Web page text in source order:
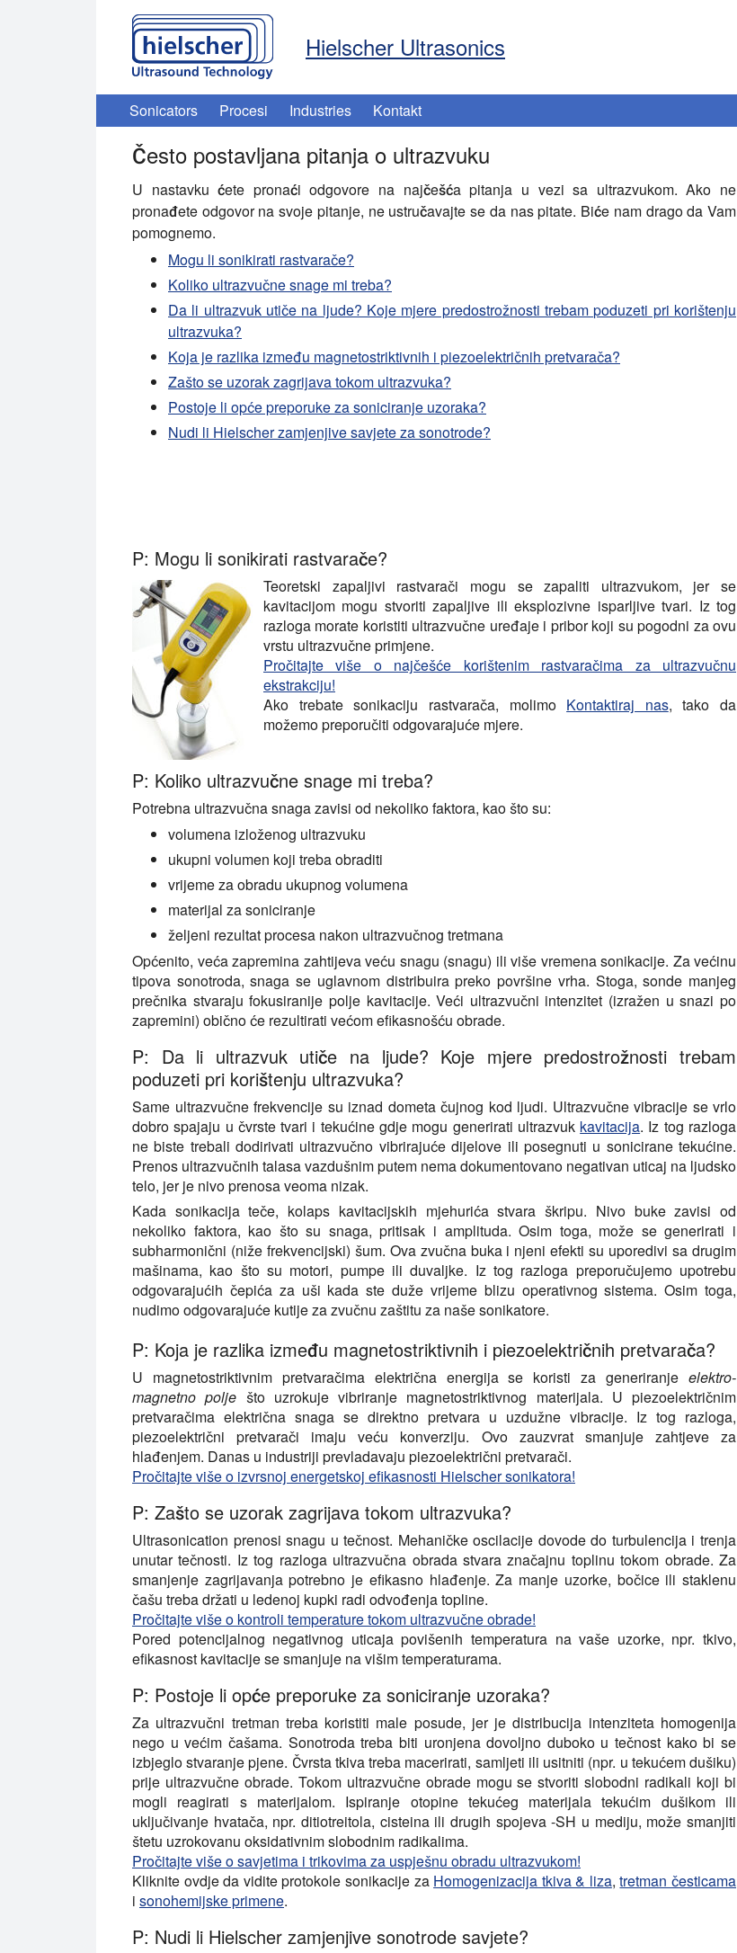
Hielscher Ultrasonics
Sonicators Procesi Industries Kontakt
Često postavljana pitanja o ultrazvuku
U nastavku ćete pronaći odgovore na najčešća pitanja u vezi sa ultrazvukom. Ako ne
pronađete odgovor na svoje pitanje, ne ustručavajte se da nas pitate. Biće nam drago da Vam
pomognemo.
Mogu li sonikirati rastvarače?
Koliko ultrazvučne snage mi treba?
Da li ultrazvuk utiče na ljude? Koje mjere predostrožnosti trebam poduzeti pri korištenju
ultrazvuka?
Koja je razlika između magnetostriktivnih i piezoelektričnih pretvarača?
Zašto se uzorak zagrijava tokom ultrazvuka?
Postoje li opće preporuke za soniciranje uzoraka?
Nudi li Hielscher zamjenjive savjete za sonotrode?
P: Mogu li sonikirati rastvarače?
Teoretski zapaljivi rastvarači mogu se zapaliti ultrazvukom, jer se
kavitacijom mogu stvoriti zapaljive ili eksplozivne isparljive tvari. Iz tog
razloga morate koristiti ultrazvučne uređaje i pribor koji su pogodni za ovu
vrstu ultrazvučne primjene.
Pročitajte više o najčešće korištenim rastvaračima za ultrazvučnu
ekstrakciju!
Ako trebate sonikaciju rastvarača, molimo Kontaktiraj nas, tako da
možemo preporučiti odgovarajuće mjere.
P: Koliko ultrazvučne snage mi treba?
Potrebna ultrazvučna snaga zavisi od nekoliko faktora, kao što su:
volumena izloženog ultrazvuku
ukupni volumen koji treba obraditi
vrijeme za obradu ukupnog volumena
materijal za soniciranje
željeni rezultat procesa nakon ultrazvučnog tretmana
Općenito, veća zapremina zahtijeva veću snagu (snagu) ili više vremena sonikacije. Za većinu
tipova sonotroda, snaga se uglavnom distribuira preko površine vrha. Stoga, sonde manjeg
prečnika stvaraju fokusiranije polje kavitacije. Veći ultrazvučni intenzitet (izražen u snazi po
zapremini) obično će rezultirati većom efikasnošću obrade.
P: Da li ultrazvuk utiče na ljude? Koje mjere predostrožnosti trebam
poduzeti pri korištenju ultrazvuka?
Same ultrazvučne frekvencije su iznad dometa čujnog kod ljudi. Ultrazvučne vibracije se vrlo
dobro spajaju u čvrste tvari i tekućine gdje mogu generirati ultrazvuk kavitacija. Iz tog razloga
ne biste trebali dodirivati ultrazvučno vibrirajuće dijelove ili posegnuti u sonicirane tekućine.
Prenos ultrazvučnih talasa vazdušnim putem nema dokumentovano negativan uticaj na ljudsko
telo, jer je nivo prenosa veoma nizak.
Kada sonikacija teče, kolaps kavitacijskih mjehurića stvara škripu. Nivo buke zavisi od
nekoliko faktora, kao što su snaga, pritisak i amplituda. Osim toga, može se generirati i
subharmonični (niže frekvencijski) šum. Ova zvučna buka i njeni efekti su uporedivi sa drugim
mašinama, kao što su motori, pumpe ili duvaljke. Iz tog razloga preporučujemo upotrebu
odgovarajućih čepića za uši kada ste duže vrijeme blizu operativnog sistema. Osim toga,
nudimo odgovarajuće kutije za zvučnu zaštitu za naše sonikatore.
P: Koja je razlika između magnetostriktivnih i piezoelektričnih pretvarača?
U magnetostriktivnim pretvaračima električna energija se koristi za generiranje elektro-
magnetno polje što uzrokuje vibriranje magnetostriktivnog materijala. U piezoelektričnim
pretvaračima električna snaga se direktno pretvara u uzdužne vibracije. Iz tog razloga,
piezoelektrični pretvarači imaju veću konverziju. Ovo zauzvrat smanjuje zahtjeve za
hlađenjem. Danas u industriji prevladavaju piezoelektrični pretvarači.
Pročitajte više o izvrsnoj energetskoj efikasnosti Hielscher sonikatora!
P: Zašto se uzorak zagrijava tokom ultrazvuka?
Ultrasonication prenosi snagu u tečnost. Mehaničke oscilacije dovode do turbulencija i trenja
unutar tečnosti. Iz tog razloga ultrazvučna obrada stvara značajnu toplinu tokom obrade. Za
smanjenje zagrijavanja potrebno je efikasno hlađenje. Za manje uzorke, bočice ili staklenu
čašu treba držati u ledenoj kupki radi odvođenja topline.
Pročitajte više o kontroli temperature tokom ultrazvučne obrade!
Pored potencijalnog negativnog uticaja povišenih temperatura na vaše uzorke, npr. tkivo,
efikasnost kavitacije se smanjuje na višim temperaturama.
P: Postoje li opće preporuke za soniciranje uzoraka?
Za ultrazvučni tretman treba koristiti male posude, jer je distribucija intenziteta homogenija
nego u većim čašama. Sonotroda treba biti uronjena dovoljno duboko u tečnost kako bi se
izbjeglo stvaranje pjene. Čvrsta tkiva treba macerirati, samljeti ili usitniti (npr. u tekućem dušiku)
prije ultrazvučne obrade. Tokom ultrazvučne obrade mogu se stvoriti slobodni radikali koji bi
mogli reagirati s materijalom. Ispiranje otopine tekućeg materijala tekućim dušikom ili
uključivanje hvatača, npr. ditiotreitola, cisteina ili drugih spojeva -SH u mediju, može smanjiti
štetu uzrokovanu oksidativnim slobodnim radikalima.
Pročitajte više o savjetima i trikovima za uspješnu obradu ultrazvukom!
Kliknite ovdje da vidite protokole sonikacije za Homogenizacija tkiva & liza,tretman česticama
i sonohemijske primene.
P: Nudi li Hielscher zamjenjive sonotrode savjete?